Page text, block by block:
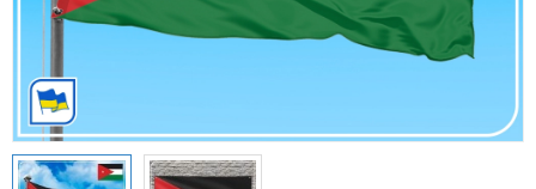
Прапори Міжнародних
Спортивні Прапори